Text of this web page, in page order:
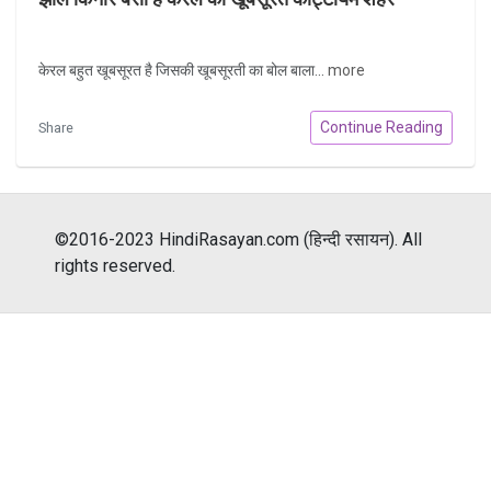
केरल बहुत खूबसूरत है जिसकी खूबसूरती का बोल बाला... more
Share Continue Reading
©2016-2023 HindiRasayan.com (हिन्दी रसायन). All
rights reserved.